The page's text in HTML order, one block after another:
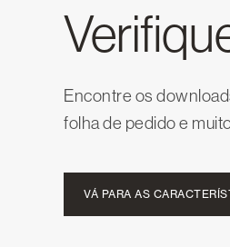
Encontre os
folha de pedido e
VÁ PARA AS